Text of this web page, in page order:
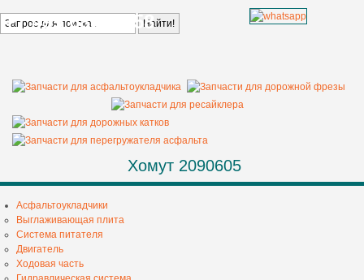
+7 499 685 68 58
Хомут 2090605
Асфальтоукладчики
Выглаживающая плита
Система питателя
Двигатель
Ходовая часть